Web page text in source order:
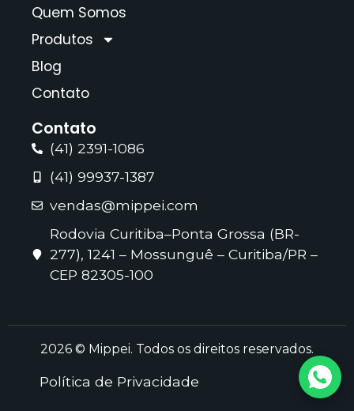
Quem Somos
Produtos
Blog
Contato
Contato
(41) 2391-1086
(41) 99937-1387
vendas@mippei.com
Rodovia Curitiba–Ponta Grossa (BR-
277), 1241 – Mossunguê – Curitiba/PR –
CEP 82305-100
2026 © Mippei. Todos os direitos reservados.
Política de Privacidade